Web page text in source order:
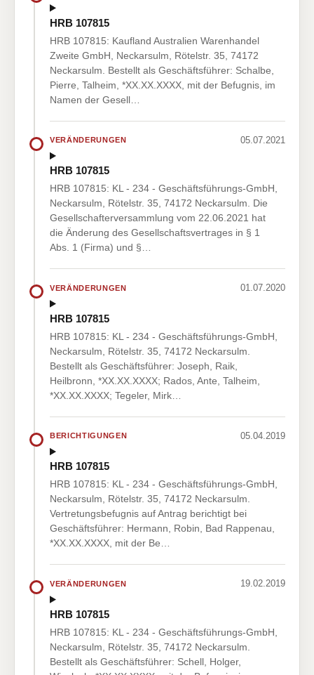
HRB 107815
HRB 107815: Kaufland Australien Warenhandel
Zweite GmbH, Neckarsulm, Rötelstr. 35, 74172
Neckarsulm. Bestellt als Geschäftsführer: Schalbe,
Pierre, Talheim, *XX.XX.XXXX, mit der Befugnis, im
Namen der Gesell…
VERÄNDERUNGEN 05.07.2021
HRB 107815
HRB 107815: KL - 234 - Geschäftsführungs-GmbH,
Neckarsulm, Rötelstr. 35, 74172 Neckarsulm. Die
Gesellschafterversammlung vom 22.06.2021 hat
die Änderung des Gesellschaftsvertrages in § 1
Abs. 1 (Firma) und §…
VERÄNDERUNGEN 01.07.2020
HRB 107815
HRB 107815: KL - 234 - Geschäftsführungs-GmbH,
Neckarsulm, Rötelstr. 35, 74172 Neckarsulm.
Bestellt als Geschäftsführer: Joseph, Raik,
Heilbronn, *XX.XX.XXXX; Rados, Ante, Talheim,
*XX.XX.XXXX; Tegeler, Mirk…
BERICHTIGUNGEN 05.04.2019
HRB 107815
HRB 107815: KL - 234 - Geschäftsführungs-GmbH,
Neckarsulm, Rötelstr. 35, 74172 Neckarsulm.
Vertretungsbefugnis auf Antrag berichtigt bei
Geschäftsführer: Hermann, Robin, Bad Rappenau,
*XX.XX.XXXX, mit der Be…
VERÄNDERUNGEN 19.02.2019
HRB 107815
HRB 107815: KL - 234 - Geschäftsführungs-GmbH,
Neckarsulm, Rötelstr. 35, 74172 Neckarsulm.
Bestellt als Geschäftsführer: Schell, Holger,